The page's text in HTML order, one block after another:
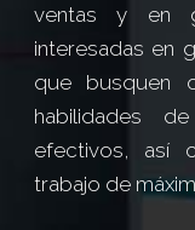
ventas y en
interesadas en
que busquen
habilidades
efectivos, así
trabajo de